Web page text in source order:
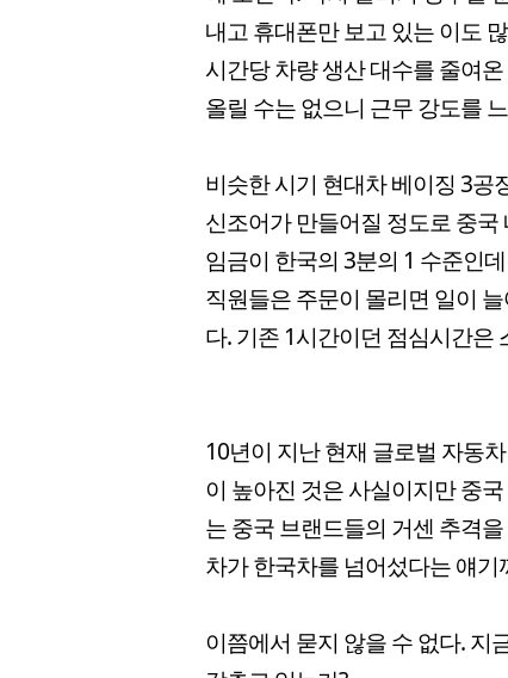
내고 휴대폰만 보고 있는 이도
시간당 차량 생산 대수를 줄여
올릴 수는 없으니 근무 강도를
비슷한 시기 현대차 베이징 3공
신조어가 만들어질 정도로 중
임금이 한국의 3분의 1 수준인
직원들은 주문이 몰리면 일이
다. 기존 1시간이던 점심시간은
10년이 지난 현재 글로벌 자동
이 높아진 것은 사실이지만 중
는 중국 브랜드들의 거센 추격
차가 한국차를 넘어섰다는 얘기
이쯤에서 묻지 않을 수 없다. 지